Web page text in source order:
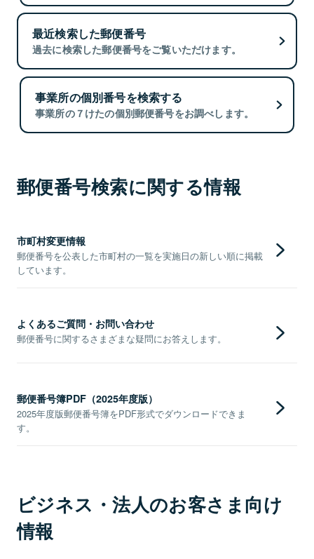
最近検索した郵便番号
過去に検索した郵便番号をご覧いただけます。
事業所の個別番号を検索する
事業所の７けたの個別郵便番号をお調べします。
郵便番号検索に関する情報
市町村変更情報
郵便番号を公表した市町村の一覧を実施日の新しい順に掲載
しています。
よくあるご質問・お問い合わせ
郵便番号に関するさまざまな疑問にお答えします。
郵便番号簿PDF（2025年度版）
2025年度版郵便番号簿をPDF形式でダウンロードできま
す。
ビジネス・法人のお客さま向け
情報